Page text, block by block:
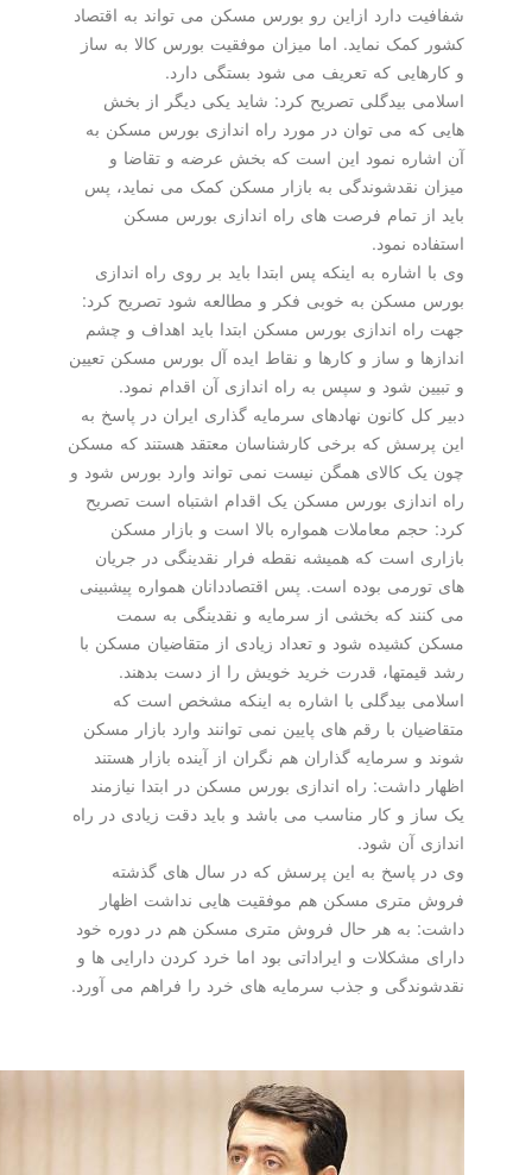
شفافیت دارد ازاین رو بورس مسکن می تواند به اقتصاد
کشور کمک نماید. اما میزان موفقیت بورس کالا به ساز
و کارهایی که تعریف می شود بستگی دارد.
اسلامی بیدگلی تصریح کرد: شاید یکی دیگر از بخش
هایی که می توان در مورد راه اندازی بورس مسکن به
آن اشاره نمود این است که بخش عرضه و تقاضا و
میزان نقدشوندگی به بازار مسکن کمک می نماید، پس
باید از تمام فرصت های راه اندازی بورس مسکن
استفاده نمود.
وی با اشاره به اینکه پس ابتدا باید بر روی راه اندازی
بورس مسکن به خوبی فکر و مطالعه شود تصریح کرد:
جهت راه اندازی بورس مسکن ابتدا باید اهداف و چشم
اندازها و ساز و کارها و نقاط ایده آل بورس مسکن تعیین
و تبیین شود و سپس به راه اندازی آن اقدام نمود.
دبیر کل کانون نهادهای سرمایه گذاری ایران در پاسخ به
این پرسش که برخی کارشناسان معتقد هستند که مسکن
چون یک کالای همگن نیست نمی تواند وارد بورس شود و
راه اندازی بورس مسکن یک اقدام اشتباه است تصریح
کرد: حجم معاملات همواره بالا است و بازار مسکن
بازاری است که همیشه نقطه فرار نقدینگی در جریان
های تورمی بوده است. پس اقتصاددانان همواره پیشبینی
می کنند که بخشی از سرمایه و نقدینگی به سمت
مسکن کشیده شود و تعداد زیادی از متقاضیان مسکن با
رشد قیمتها، قدرت خرید خویش را از دست بدهند.
اسلامی بیدگلی با اشاره به اینکه مشخص است که
متقاضیان با رقم های پایین نمی توانند وارد بازار مسکن
شوند و سرمایه گذاران هم نگران از آینده بازار هستند
اظهار داشت: راه اندازی بورس مسکن در ابتدا نیازمند
یک ساز و کار مناسب می باشد و باید دقت زیادی در راه
اندازی آن شود.
وی در پاسخ به این پرسش که در سال های گذشته
فروش متری مسکن هم موفقیت هایی نداشت اظهار
داشت: به هر حال فروش متری مسکن هم در دوره خود
دارای مشکلات و ایراداتی بود اما خرد کردن دارایی ها و
نقدشوندگی و جذب سرمایه های خرد را فراهم می آورد.